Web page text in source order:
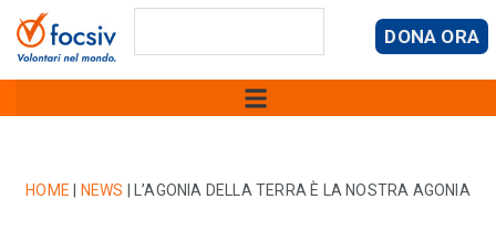
DONA ORA
HOME NEWS L’AGONIA DELLA TERRA È LA NOSTRA AGONIA